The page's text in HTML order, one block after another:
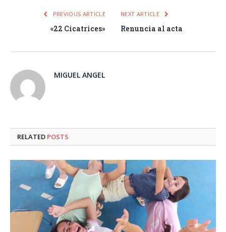
PREVIOUS ARTICLE
«22 Cicatrices»
NEXT ARTICLE
Renuncia al acta
MIGUEL ANGEL
RELATED POSTS